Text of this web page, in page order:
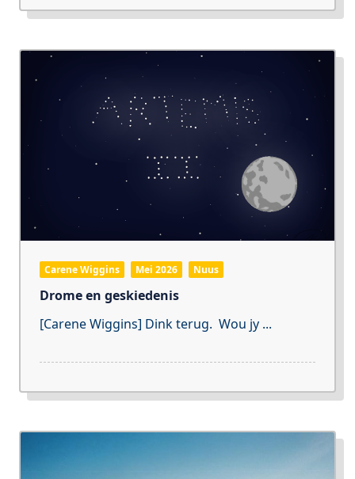
Carene Wiggins Mei 2026 Nuus
Drome en geskiedenis
[Carene Wiggins] Dink terug. Wou jy ...